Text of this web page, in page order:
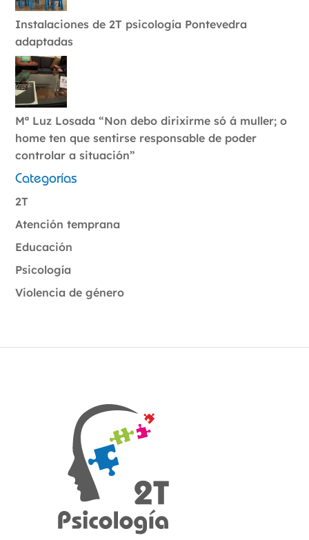
Instalaciones de 2T psicología Pontevedra
adaptadas
Mª Luz Losada “Non debo dirixirme só á muller; o
home ten que sentirse responsable de poder
controlar a situación”
Categorías
2T
Atención temprana
Educación
Psicología
Violencia de género